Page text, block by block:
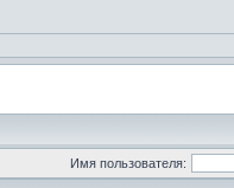
Имя пользователя: